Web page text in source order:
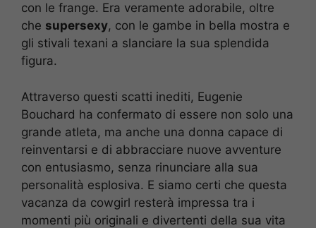
con le frange. Era veramente adorabile, oltre
che supersexy, con le gambe in bella mostra e
gli stivali texani a slanciare la sua splendida
figura.
Attraverso questi scatti inediti, Eugenie
Bouchard ha confermato di essere non solo una
grande atleta, ma anche una donna capace di
reinventarsi e di abbracciare nuove avventure
con entusiasmo, senza rinunciare alla sua
personalità esplosiva. E siamo certi che questa
vacanza da cowgirl resterà impressa tra i
momenti più originali e divertenti della sua vita